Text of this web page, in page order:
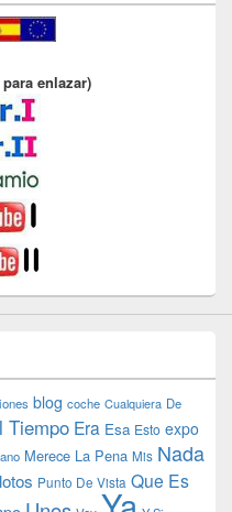
enlazar)
blog coche Cualquiera De
Tiempo Era Esa Esto expo
Merece La Pena Mis Nada
Punto De Vista Que Es